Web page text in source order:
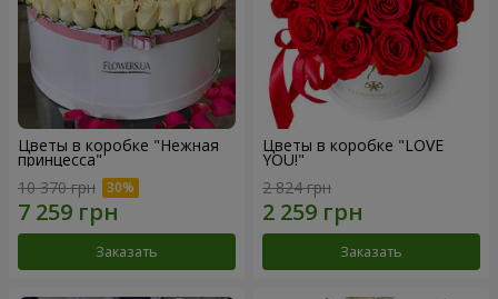
Цветы в коробке "Нежная
принцесса"
10 370 грн
Заказать
Цветы в коробке "LOVE
YOU!"
2 824 грн
Заказать